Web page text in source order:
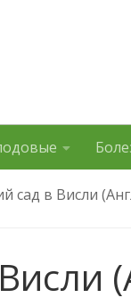
сад в Висли